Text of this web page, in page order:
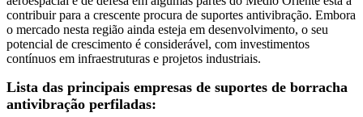
contribuir para a crescente procura de suportes antivibração. Embora
o mercado nesta região ainda esteja em desenvolvimento, o seu
potencial de crescimento é considerável, com investimentos
contínuos em infraestruturas e projetos industriais.
Lista das principais empresas de suportes de borracha
antivibração perfiladas: